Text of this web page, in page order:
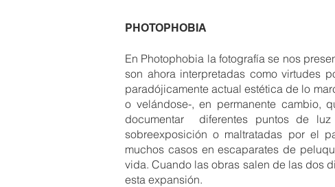
PHOTOPHOBIA
En Photophobia la fotografía se nos
son ahora interpretadas como virtudes
paradójicamente actual estética de lo
o velándose-, en permanente cambio,
documentar diferentes puntos de
sobreexposición o maltratadas por el
muchos casos en escaparates de
vida. Cuando las obras salen de las dos
esta expansión.